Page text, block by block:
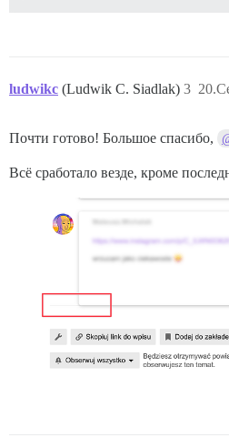
ludwikc (Ludwik C. Siadlak) 3
Почти готово! Большое спасибо,
Всё сработало везде, кроме